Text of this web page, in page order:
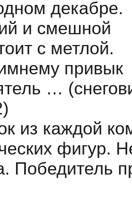
декабре.
и смешной
с метлой.
привык
…
из каждой
фигур.
Победитель